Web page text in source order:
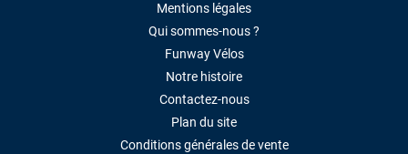
Mentions légales
Qui sommes-nous ?
Funway Vélos
Notre histoire
Contactez-nous
Plan du site
Conditions générales de vente